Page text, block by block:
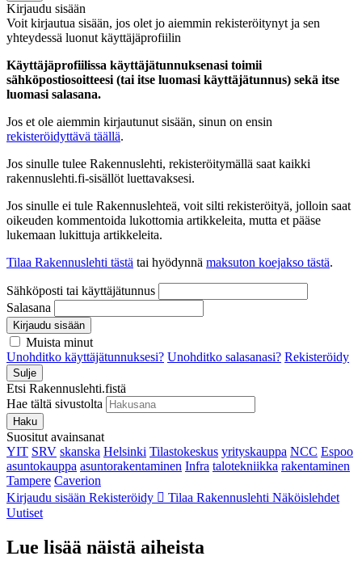
Kirjaudu sisään
Voit kirjautua sisään, jos olet jo aiemmin rekisteröitynyt ja sen
yhteydessä luonut käyttäjäprofiilin
Käyttäjäprofiilissa käyttäjätunnuksenasi toimii
sähköpostiosoitteesi (tai itse luomasi käyttäjätunnus) sekä itse
luomasi salasana.
Jos et ole aiemmin kirjautunut sisään, sinun on ensin
rekisteröidyttävä täällä.
Jos sinulle tulee Rakennuslehti, rekisteröitymällä saat kaikki
rakennuslehti.fi-sisällöt luettavaksesi.
Jos sinulle ei tule Rakennuslehteä, voit silti rekisteröityä, jolloin saat
oikeuden kommentoida lukottomia artikkeleita, mutta et pääse
lukemaan lukittuja artikkeleita.
Tilaa Rakennuslehti tästä tai hyödynnä maksuton koejakso tästä.
Sähköposti tai käyttäjätunnus
Salasana
Kirjaudu sisään
Muista minut
Unohditko käyttäjätunnuksesi? Unohditko salasanasi? Rekisteröidy
Sulje
Etsi Rakennuslehti.fistä
Hae tältä sivustolta
Haku
Suositut avainsanat
YIT SRV skanska Helsinki Tilastokeskus yrityskauppa NCC Espoo
asuntokauppa asuntorakentaminen Infra talotekniikka rakentaminen
Tampere Caverion
Kirjaudu sisään Rekisteröidy Tilaa Rakennuslehti Näköislehdet
Uutiset
Lue lisää näistä aiheista